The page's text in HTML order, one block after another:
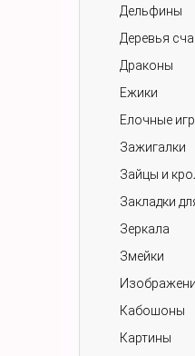
Дельфины
Деревья
Драконы
Ежики
Елочные
Зажигалки
Зайцы и
Закладки
Зеркала
Змейки
Кабошоны
Картины